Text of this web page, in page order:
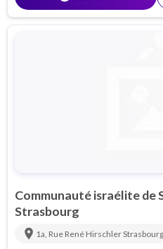
Communauté israélite de
Strasbourg
location_on 1a, Rue René HirschlerStrasbourg